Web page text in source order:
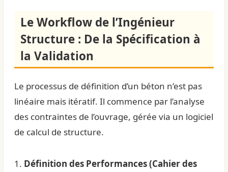
Le Workflow de l’Ingénieur
Structure : De la Spécification à
la Validation
Le processus de définition d’un béton n’est pas
linéaire mais itératif. Il commence par l’analyse
des contraintes de l’ouvrage, gérée via un logiciel
de calcul de structure.
1. Définition des Performances (Cahier des